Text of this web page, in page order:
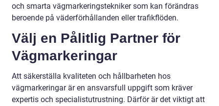
och smarta vägmarkeringstekniker som kan förändras
beroende på väderförhållanden eller trafikflöden.
Välj en Pålitlig Partner för
Vägmarkeringar
Att säkerställa kvaliteten och hållbarheten hos
vägmarkeringar är en ansvarsfull uppgift som kräver
expertis och specialistutrustning. Därför är det viktigt att